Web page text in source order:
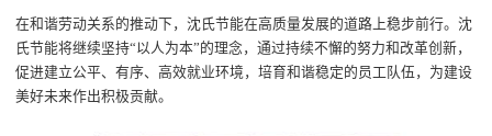
在和谐劳动关系的推动下，沈氏节能在高质量发展的道路上稳步前行。沈
氏节能将继续坚持“以人为本”的理念，通过持续不懈的努力和改革创新，
促进建立公平、有序、高效就业环境，培育和谐稳定的 员工 队伍 ，为建设
美好未来作出积极贡献。